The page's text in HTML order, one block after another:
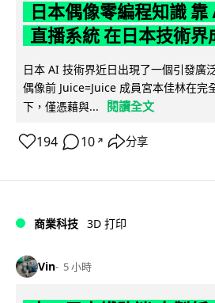
日本偶像零編程知識 靠
直播系統 在日本技術界
日本 AI 技術界近日出現了一個引發廣
偶像前 Juice=Juice 成員宮本佳林在完
下，僅憑藉與...
閱讀全文
194 10 ↗ 分享
商業科技 3D 打印
Vin 5 小時